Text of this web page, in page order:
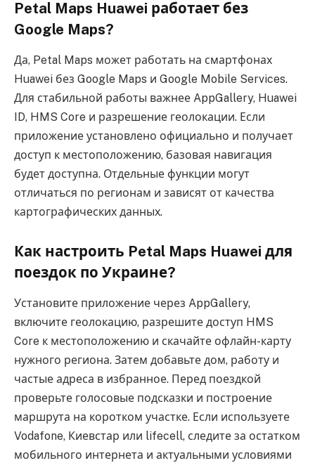
Petal Maps Huawei работает без
Google Maps?
Да, Petal Maps может работать на смартфонах
Huawei без Google Maps и Google Mobile Services.
Для стабильной работы важнее AppGallery, Huawei
ID, HMS Core и разрешение геолокации. Если
приложение установлено официально и получает
доступ к местоположению, базовая навигация
будет доступна. Отдельные функции могут
отличаться по регионам и зависят от качества
картографических данных.
Как настроить Petal Maps Huawei для
поездок по Украине?
Установите приложение через AppGallery,
включите геолокацию, разрешите доступ HMS
Core к местоположению и скачайте офлайн-карту
нужного региона. Затем добавьте дом, работу и
частые адреса в избранное. Перед поездкой
проверьте голосовые подсказки и построение
маршрута на коротком участке. Если используете
Vodafone, Киевстар или lifecell, следите за остатком
мобильного интернета и актуальными условиями